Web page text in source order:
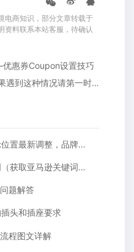
电商知识，部分文章转载于
资料联系本站客服，待确认
惠券Coupon设置技巧
下一篇：卖家小伙伴们，如果遇到这种情况请第一时间投诉!
亚马逊广告位的具体展示位置最新调整，品牌推广、展示型推广、商品推广广告位详细位置示例
如何快速找亚马逊关键词（获取亚马逊关键词五个方法）
题解答
头和插座要求
程图文详解